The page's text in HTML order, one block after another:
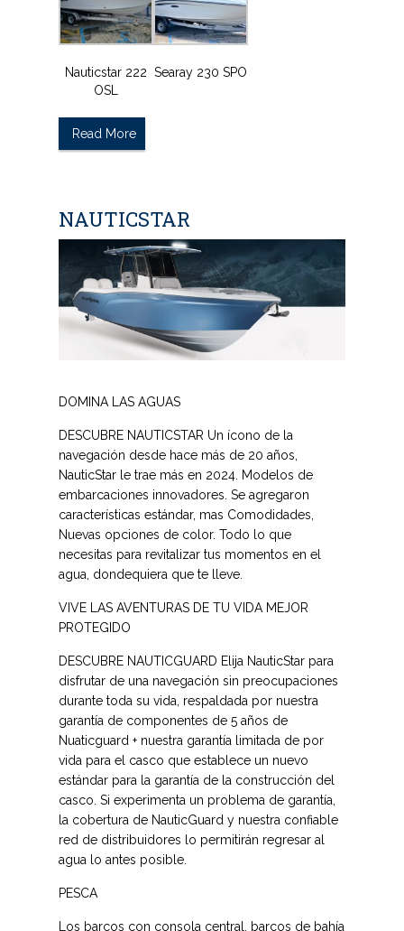
Nauticstar 222
OSL
Searay 230 SPO
Read More
NAUTICSTAR
DOMINA LAS AGUAS
DESCUBRE NAUTICSTAR Un ícono de la
navegación desde hace más de 20 años,
NauticStar le trae más en 2024. Modelos de
embarcaciones innovadores. Se agregaron
características estándar, mas Comodidades,
Nuevas opciones de color. Todo lo que
necesitas para revitalizar tus momentos en el
agua, dondequiera que te lleve.
VIVE LAS AVENTURAS DE TU VIDA MEJOR
PROTEGIDO
DESCUBRE NAUTICGUARD Elija NauticStar para
disfrutar de una navegación sin preocupaciones
durante toda su vida, respaldada por nuestra
garantía de componentes de 5 años de
Nuaticguard + nuestra garantía limitada de por
vida para el casco que establece un nuevo
estándar para la garantía de la construcción del
casco. Si experimenta un problema de garantía,
la cobertura de NauticGuard y nuestra confiable
red de distribuidores lo permitirán regresar al
agua lo antes posible.
PESCA
Los barcos con consola central, barcos de bahía